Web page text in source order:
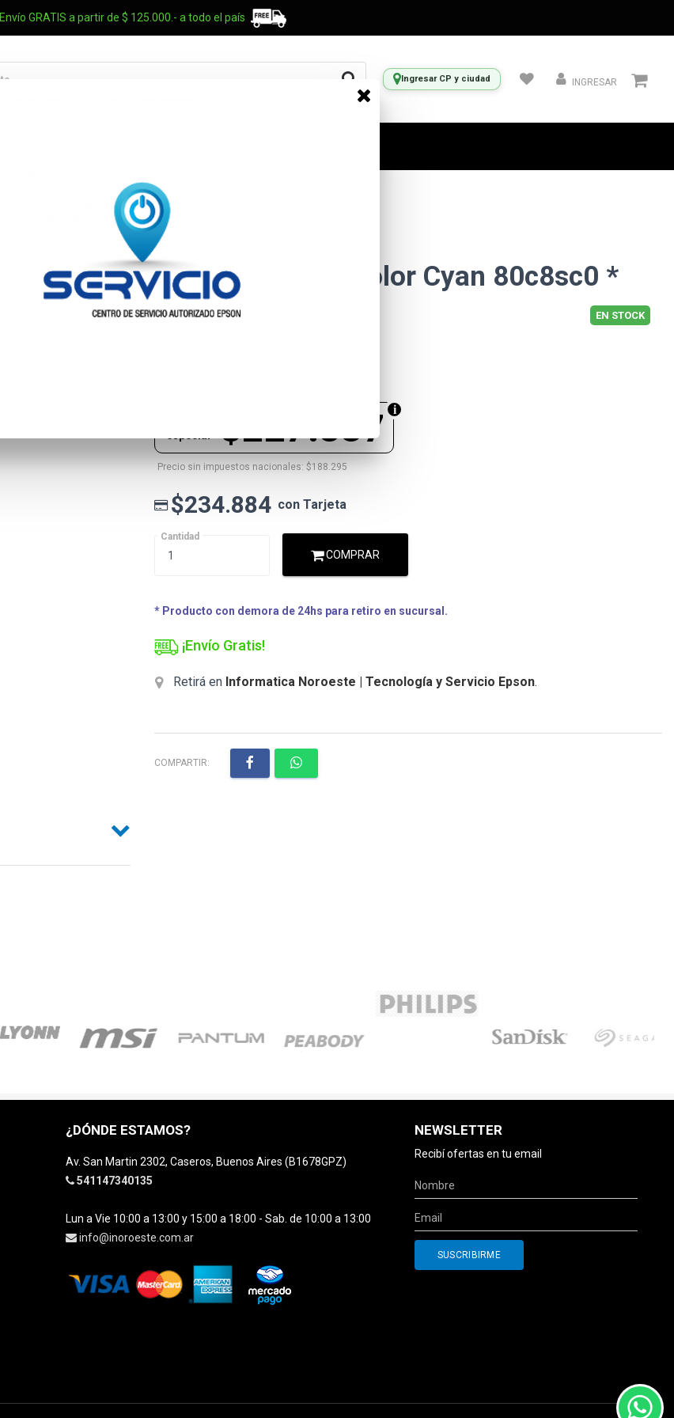
Envío GRATIS a partir de $ 125.000.- a todo el país
Ingresar CP y ciudad INGRESAR
Toner Lexmark Color Cyan 80c8sc0 *
23052078 EN STOCK
$227.837
especial
Precio sin impuestos nacionales: $188.295
$234.884 con Tarjeta
Cantidad
COMPRAR
* Producto con demora de 24hs para retiro en sucursal.
¡Envío Gratis!
Retirá en Informatica Noroeste | Tecnología y Servicio Epson.
COMPARTIR:
¿DÓNDE ESTAMOS?
Av. San Martin 2302, Caseros, Buenos Aires (B1678GPZ)
541147340135
Lun a Vie 10:00 a 13:00 y 15:00 a 18:00 - Sab. de 10:00 a 13:00
info@inoroeste.com.ar
NEWSLETTER
Recibí ofertas en tu email